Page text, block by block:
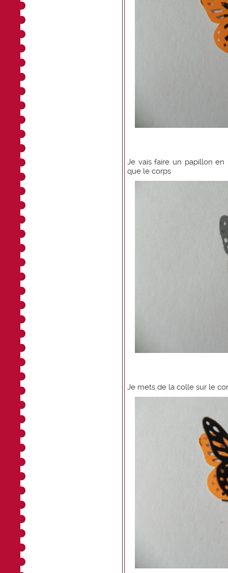
Je vais faire un papillon
que le corps
Je mets de la colle sur le